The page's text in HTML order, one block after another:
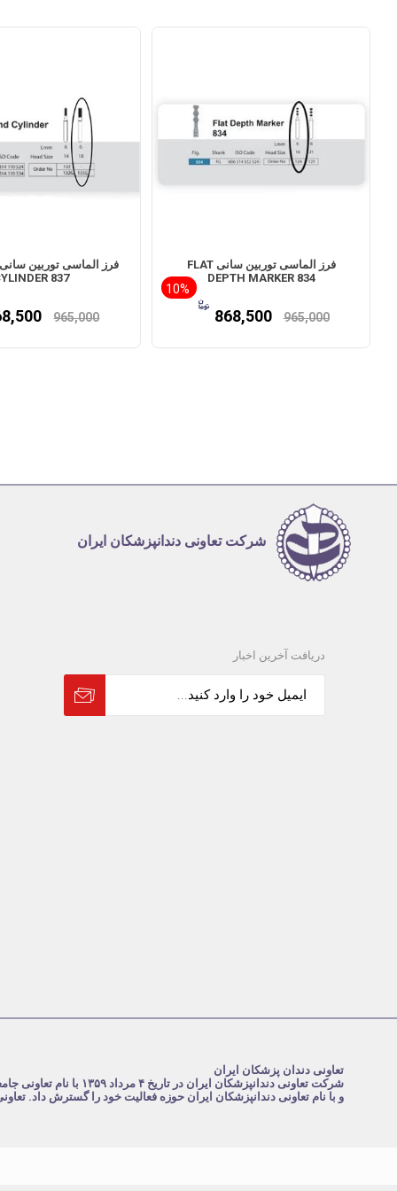
فرز الماسی توربین سانی FLAT
DEPTH MARKER 834
965,000
10%
868,500
837
965,000
شرکت تعاونی دندانپزشکان ایران
دریافت آخرین اخبار
تعاونی دندان پزشکان ایران
و با نام تعاونی دندانپزشکان ایران حوزه فعالیت خود را گسترش داد.